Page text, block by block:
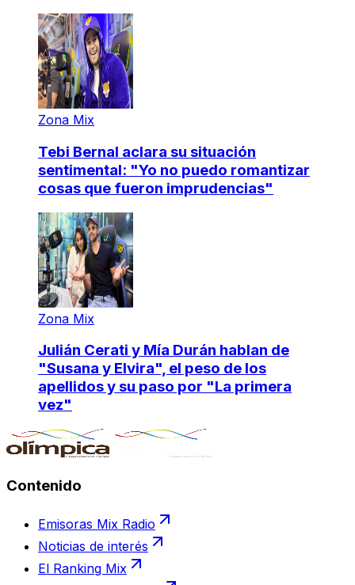
Zona Mix
Tebi Bernal aclara su situación
sentimental: "Yo no puedo romantizar
cosas que fueron imprudencias"
Zona Mix
Julián Cerati y Mía Durán hablan de
"Susana y Elvira", el peso de los
apellidos y su paso por "La primera
vez"
Contenido
Emisoras Mix Radio
Noticias de interés
El Ranking Mix